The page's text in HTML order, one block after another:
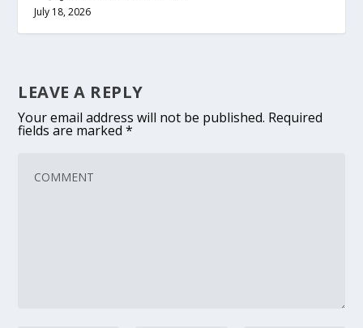
July 18, 2026
LEAVE A REPLY
Your email address will not be published. Required
fields are marked*